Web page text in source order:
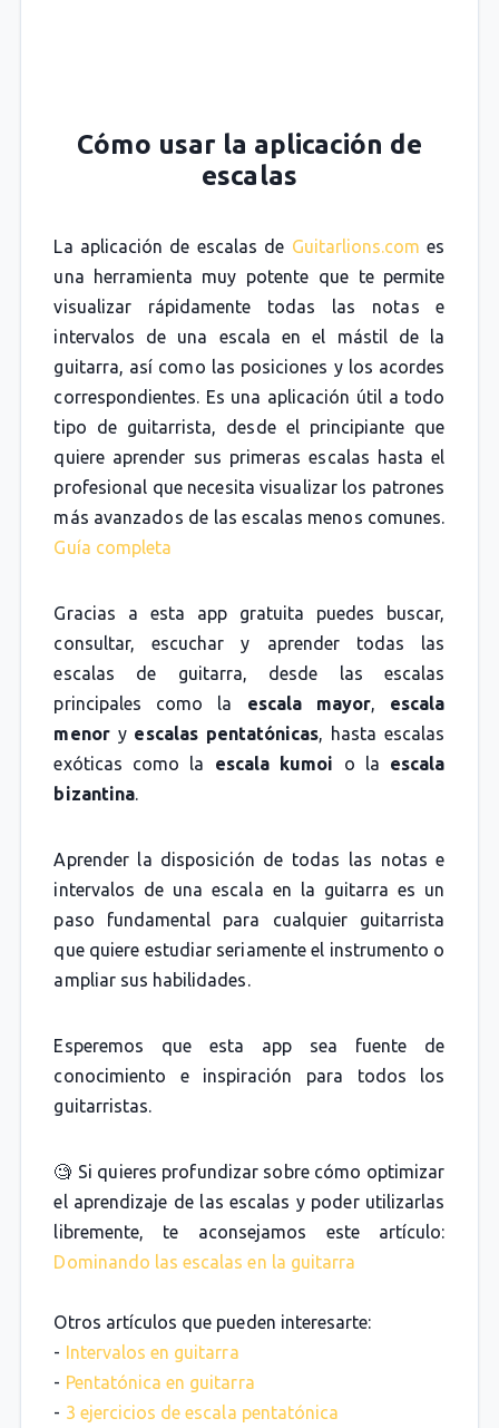
Cómo usar la aplicación de
escalas
La aplicación de escalas de Guitarlions.com es
una herramienta muy potente que te permite
visualizar rápidamente todas las notas e
intervalos de una escala en el mástil de la
guitarra, así como las posiciones y los acordes
correspondientes. Es una aplicación útil a todo
tipo de guitarrista, desde el principiante que
quiere aprender sus primeras escalas hasta el
profesional que necesita visualizar los patrones
más avanzados de las escalas menos comunes.
Guía completa
Gracias a esta app gratuita puedes buscar,
consultar, escuchar y aprender todas las
escalas de guitarra, desde las escalas
principales como la escala mayor, escala
menory escalas pentatónicas, hasta escalas
exóticas como la escala kumoi o la escala
bizantina.
Aprender la disposición de todas las notas e
intervalos de una escala en la guitarra es un
paso fundamental para cualquier guitarrista
que quiere estudiar seriamente el instrumento o
ampliar sus habilidades.
Esperemos que esta app sea fuente de
conocimiento e inspiración para todos los
guitarristas.
🧐 Si quieres profundizar sobre cómo optimizar
el aprendizaje de las escalas y poder utilizarlas
libremente, te aconsejamos este artículo:
Dominando las escalas en la guitarra
Otros artículos que pueden interesarte:
- Intervalos en guitarra
- Pentatónica en guitarra
- 3 ejercicios de escala pentatónica